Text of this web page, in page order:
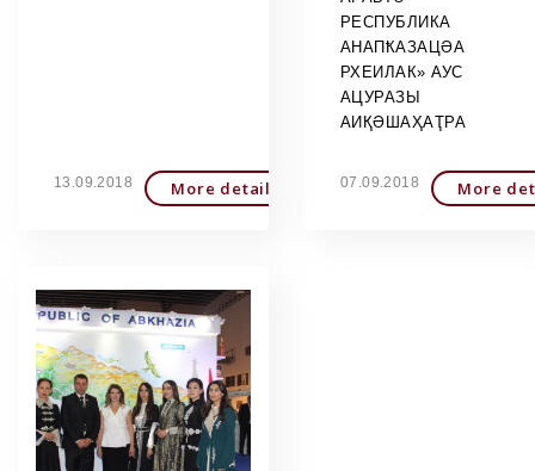
13.09.2018 More detailed
РЕСПУБЛИКА
АНАПҞАЗАЦӘА
РХЕИЛАК» АУС
АЦУРАЗЫ
АИҚӘШАҲАҬРА
07.09.2018 More